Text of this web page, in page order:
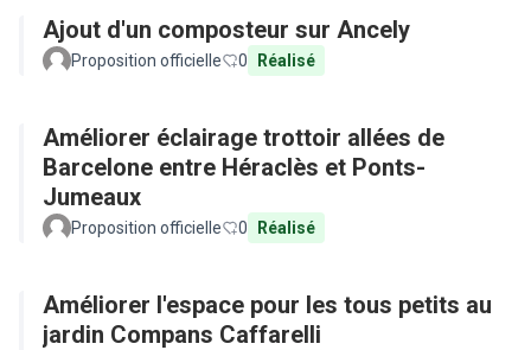
Ajout d'un composteur sur Ancely
Proposition officielle 0 Réalisé
Améliorer éclairage trottoir allées de
Barcelone entre Héraclès et Ponts-
Jumeaux
Proposition officielle 0 Réalisé
Améliorer l'espace pour les tous petits au
jardin Compans Caffarelli